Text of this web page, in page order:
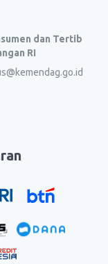
dan Tertib
RI